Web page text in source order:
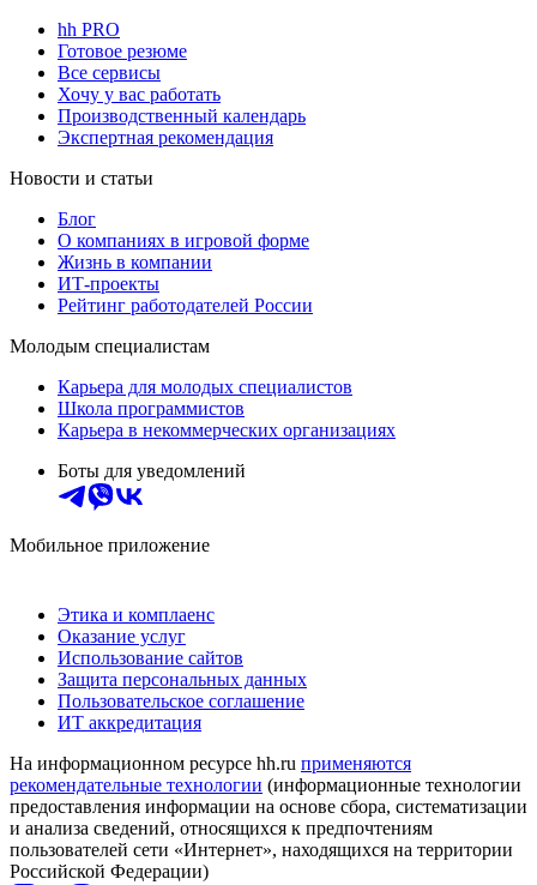
hh PRO
Готовое резюме
Все сервисы
Хочу у вас работать
Производственный календарь
Экспертная рекомендация
Новости и статьи
Блог
О компаниях в игровой форме
Жизнь в компании
ИТ-проекты
Рейтинг работодателей России
Молодым специалистам
Карьера для молодых специалистов
Школа программистов
Карьера в некоммерческих организациях
Боты для уведомлений
Мобильное приложение
Этика и комплаенс
Оказание услуг
Использование сайтов
Защита персональных данных
Пользовательское соглашение
ИТ аккредитация
На информационном ресурсе hh.ru применяются
рекомендательные технологии (информационные технологии
предоставления информации на основе сбора, систематизации
и анализа сведений, относящихся к предпочтениям
пользователей сети «Интернет», находящихся на территории
Российской Федерации)